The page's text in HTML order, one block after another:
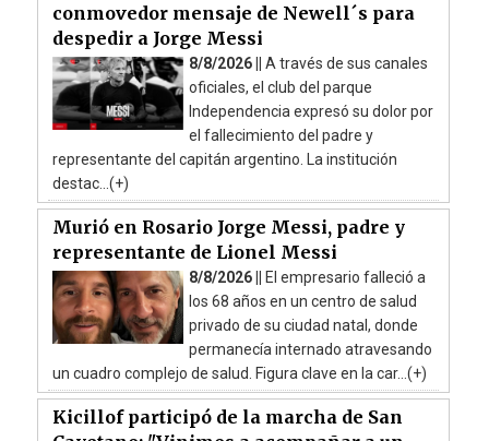
conmovedor mensaje de Newell´s para
despedir a Jorge Messi
8/8/2026 || A través de sus canales
oficiales, el club del parque
Independencia expresó su dolor por
el fallecimiento del padre y
representante del capitán argentino. La institución
destac...(+)
Murió en Rosario Jorge Messi, padre y
representante de Lionel Messi
8/8/2026 || El empresario falleció a
los 68 años en un centro de salud
privado de su ciudad natal, donde
permanecía internado atravesando
un cuadro complejo de salud. Figura clave en la car...(+)
Kicillof participó de la marcha de San